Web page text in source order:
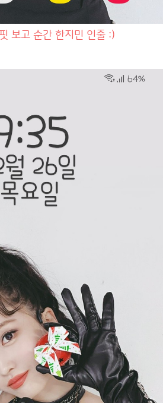
보고 순간 한지민 인줄 :)